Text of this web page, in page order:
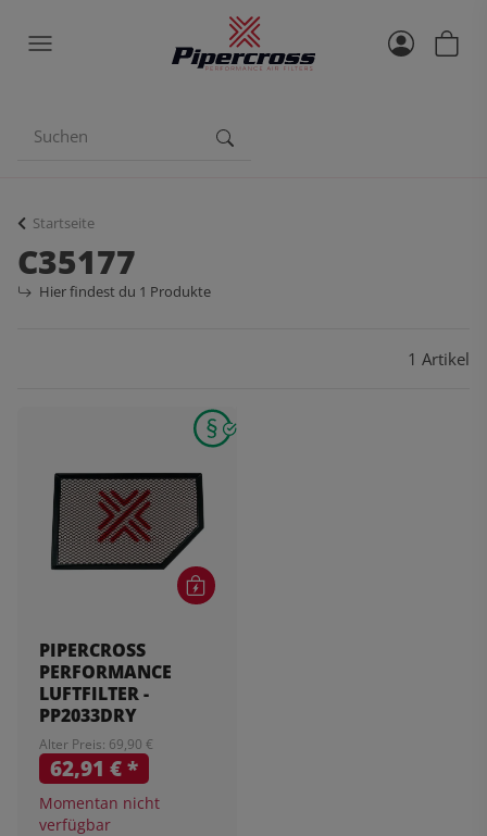
Startseite
C35177
Hier findest du 1 Produkte
1 Artikel
PIPERCROSS
PERFORMANCE
LUFTFILTER -
PP2033DRY
Alter Preis: 69,90 €
62,91 €*
Momentan nicht
verfügbar